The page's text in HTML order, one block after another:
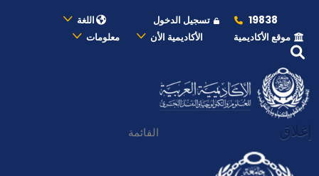
19838 تسجيل الدخول
اللغة
موقع الأكاديمية
الأكاديمية الأن معلومات
إغلاق القائمة